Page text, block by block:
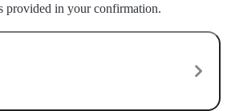
provided in your confirmation.